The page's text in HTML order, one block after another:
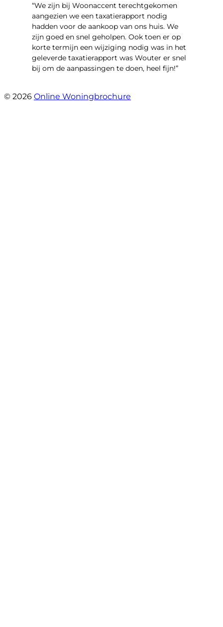
“We zijn bij Woonaccent terechtgekomen
aangezien we een taxatierapport nodig
hadden voor de aankoop van ons huis. We
zijn goed en snel geholpen. Ook toen er op
korte termijn een wijziging nodig was in het
geleverde taxatierapport was Wouter er snel
bij om de aanpassingen te doen, heel fijn!”
© 2026 Online Woningbrochure